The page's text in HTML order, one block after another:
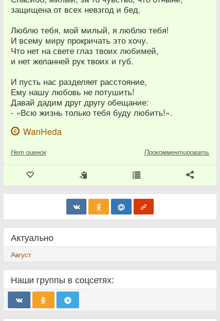
защищена от всех невзгод и бед.
Люблю тебя, мой милый, я люблю тебя!
И всему миру прокричать это хочу.
Что нет на свете глаз твоих любимей,
и нет желанней рук твоих и губ.
И пусть нас разделяет расстояние,
Ему нашу любовь не потушить!
Давай дадим друг другу обещание:
- «Всю жизнь только тебя буду любить!».
WanHeda
Нет оценок Прокомментировать
Актуально
Август
Наши группы в соцсетях: